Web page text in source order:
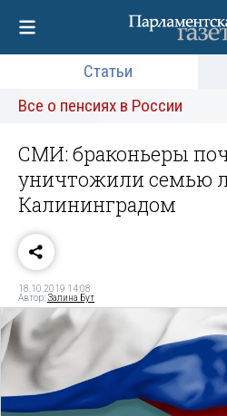
Статьи
Все о пенсиях в России
СМИ: браконьеры
уничтожили семью
Калининградом
18.10.2019 14:08
Автор:Залина Бут